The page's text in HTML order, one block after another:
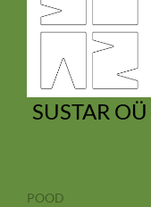
SUSTAR OÜ
POOD